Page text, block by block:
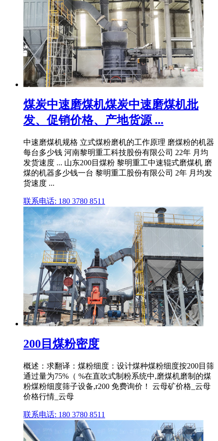
煤炭中速磨煤机煤炭中速磨煤机批
发、促销价格、产地货源 ...
中速磨煤机规格 立式煤粉磨机的工作原理 磨煤粉的机器
每台多少钱 河南黎明重工科技股份有限公司 22年 月均
发货速度 ... 山东200目煤粉 黎明重工中速辊式磨煤机 磨
煤的机器多少钱一台 黎明重工股份有限公司 2年 月均发
货速度 ...
联系电话: 180 3780 8511
200目煤粉密度
概述：求翻译：煤粉细度：设计煤种煤粉细度按200目筛
通过量为75%（ %在直吹式制粉系统中,磨煤机磨制的煤
粉煤粉细度筛子设备,r200 免费询价！ 云母矿价格_云母
价格行情_云母
联系电话: 180 3780 8511